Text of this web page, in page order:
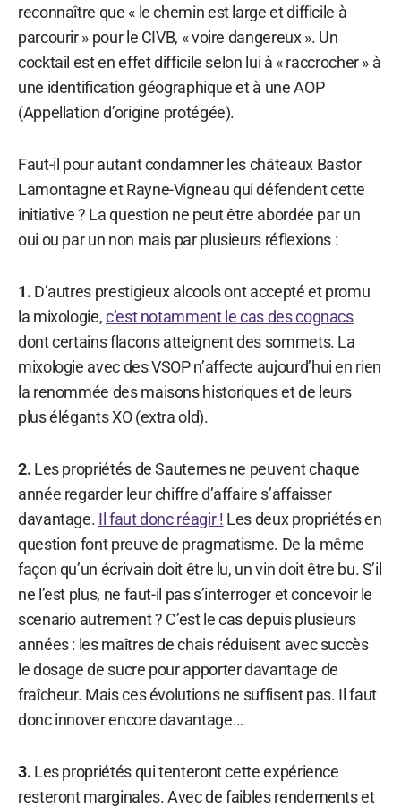
reconnaître que « le chemin est large et difficile à
parcourir » pour le CIVB, « voire dangereux ». Un
cocktail est en effet difficile selon lui à « raccrocher » à
une identification géographique et à une AOP
(Appellation d’origine protégée).
Faut-il pour autant condamner les châteaux Bastor
Lamontagne et Rayne-Vigneau qui défendent cette
initiative ? La question ne peut être abordée par un
oui ou par un non mais par plusieurs réflexions :
1. D’autres prestigieux alcools ont accepté et promu
la mixologie,c’est notamment le cas des cognacs
dont certains flacons atteignent des sommets. La
mixologie avec des VSOP n’affecte aujourd’hui en rien
la renommée des maisons historiques et de leurs
plus élégants XO (extra old).
2. Les propriétés de Sauternes ne peuvent chaque
année regarder leur chiffre d’affaire s’affaisser
davantage. Il faut donc réagir ! Les deux propriétés en
question font preuve de pragmatisme. De la même
façon qu’un écrivain doit être lu, un vin doit être bu. S’il
ne l’est plus, ne faut-il pas s’interroger et concevoir le
scenario autrement ? C’est le cas depuis plusieurs
années : les maîtres de chais réduisent avec succès
le dosage de sucre pour apporter davantage de
fraîcheur. Mais ces évolutions ne suffisent pas. Il faut
donc innover encore davantage…
3. Les propriétés qui tenteront cette expérience
resteront marginales. Avec de faibles rendements et